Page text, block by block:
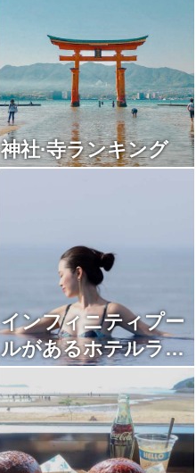
神社·寺ランキング
インフィニティプー
ルがあるホテルラン
キング